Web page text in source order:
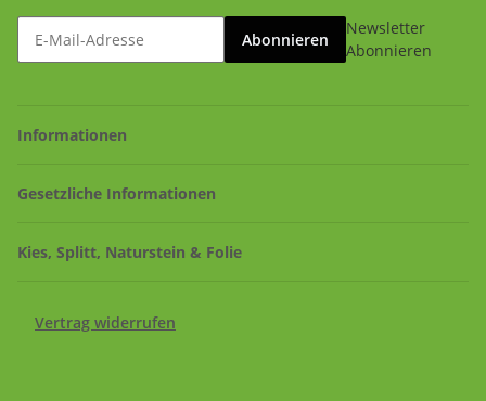
Abonnieren
Newsletter
Abonnieren
Informationen
Gesetzliche Informationen
Kies, Splitt, Naturstein & Folie
Vertrag widerrufen